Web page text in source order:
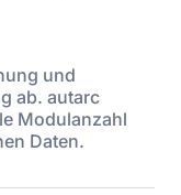
und
ab. autarc
Modulanzahl
Daten.